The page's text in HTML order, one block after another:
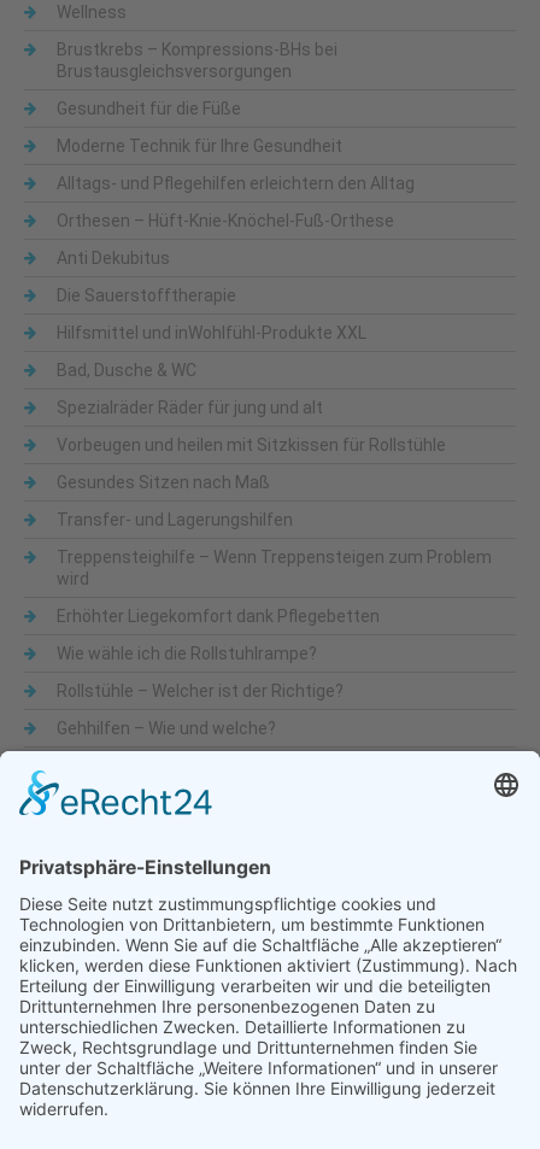
Wellness
Brustkrebs – Kompressions-BHs bei
Brustausgleichsversorgungen
Gesundheit für die Füße
Moderne Technik für Ihre Gesundheit
Alltags- und Pflegehilfen erleichtern den Alltag
Orthesen – Hüft-Knie-Knöchel-Fuß-Orthese
Anti Dekubitus
Die Sauerstofftherapie
Hilfsmittel und inWohlfühl-Produkte XXL
Bad, Dusche & WC
Spezialräder Räder für jung und alt
Vorbeugen und heilen mit Sitzkissen für Rollstühle
Gesundes Sitzen nach Maß
Transfer- und Lagerungshilfen
Treppensteighilfe – Wenn Treppensteigen zum Problem
wird
Erhöhter Liegekomfort dank Pflegebetten
Wie wähle ich die Rollstuhlrampe?
Rollstühle – Welcher ist der Richtige?
Gehhilfen – Wie und welche?
Beliebte Themen
Adaptionsmöglichkeit Aktiv-Rollstühle Alltagshilfen Alltagshilfen
für die Küche Automatische Türöffner Bad Bandscheibe Besteck
Bettenmachen
Bewegungseingeschränkung
druckentlastende Matratze Dusche & WC Fixierbrett
Füße Gehfähigkeit